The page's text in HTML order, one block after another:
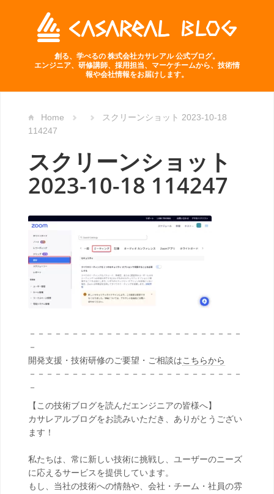
創る、学べるの 株式会社カサレアル 公式ブログ。
エンジニア、研修講師、採用担当、マーケチームから、技術情
報や会社情報をお届けします。
Home
スクリーンショット 2023-10-18
114247
スクリーンショット
2023-10-18 114247
－－－－－－－－－－－－－－－－－－－－－－－－－
－
開発支援・技術研修のご要望・ご相談はこちらから
－－－－－－－－－－－－－－－－－－－－－－－－－
－
【この技術ブログを読んだエンジニアの皆様へ】
カサレアルブログをお読みいただき、ありがとうござい
ます！
私たちは、常に新しい技術に挑戦し、ユーザーのニーズ
に応えるサービスを提供しています。
もし、当社の技術への情熱や、会社・チーム・社員の雰